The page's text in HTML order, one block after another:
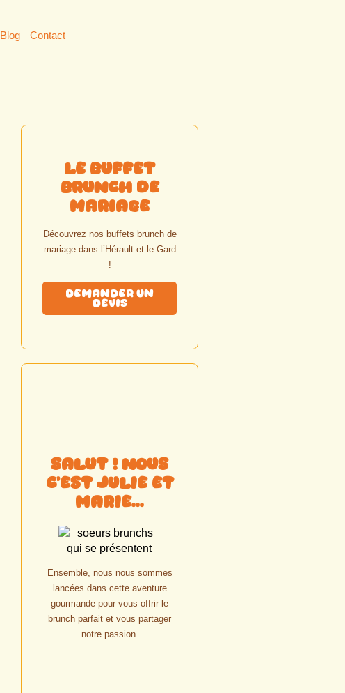
Blog Contact
Le Buffet
Brunch de
Mariage
Découvrez nos buffets brunch de
mariage dans l’Hérault et le Gard
!
Demander un
Devis
Salut ! Nous
c'est Julie et
Marie...
Ensemble, nous nous sommes
lancées dans cette aventure
gourmande pour vous offrir le
brunch parfait et vous partager
notre passion.